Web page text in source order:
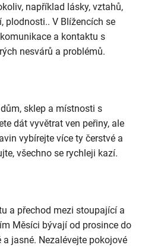
například lásky, vztahů,
plodnosti.. V Blížencích se
a kontaktu s
nesvárů a problémů.
sklep a místnosti s
dát vyvětrat ven peřiny, ale
vybírejte více ty čerstvé a
všechno se rychleji kazí.
a přechod mezi stoupající a
Měsíci bývají od prosince do
jasné. Nezalévejte pokojové